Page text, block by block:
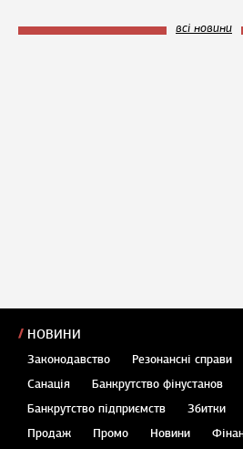
всі новини
НОВИНИ
Законодавство Резонансні справи
Санація
Банкрутство фінустанов
Банкрутство підприємств
Збитки
Продаж
Промо Новини